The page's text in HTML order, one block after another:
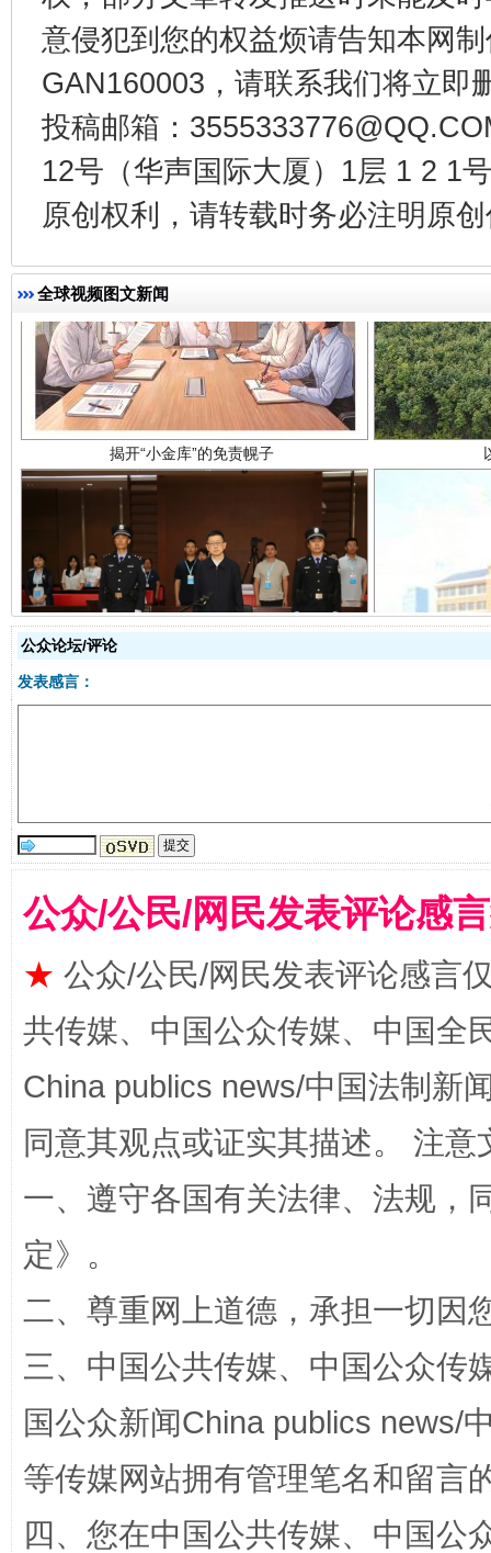
意侵犯到您的权益烦请告知本网
GAN160003，请联系我们将立即
投稿邮箱：
12号（华声国际大厦）1层 1 2 1
原创权利，请转载时务必注明原
全球视频图文新闻
千年窑火 生生不息
受贿1.44亿！段成刚被判无期 从幼
全民健身五年计划来了！等你上场
阿坝州三大球赛在茂县开幕 规模
国家大学科技园优化重塑工作
公众论坛/评论
发表感言：
公众/公民/网民发表评论感
★ 公众/公民/网民发表评论感言
共传媒、中国公众传媒、中国全
China publics news/中国法制新
同意其观点或证实其描述。 注
一、遵守各国有关法律、法规，
定》。
二、尊重网上道德，承担一切因
三、中国公共传媒、中国公众传
国公众新闻China publics news/
等传媒网站拥有管理笔名和留言
四、您在中国公共传媒、中国公